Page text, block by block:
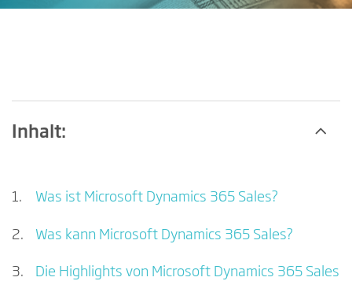
Inhalt:
Was ist Microsoft Dynamics 365 Sales?
Was kann Microsoft Dynamics 365 Sales?
Die Highlights von Microsoft Dynamics 365 Sales